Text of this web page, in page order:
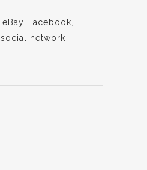
eBay, Facebook,
social network